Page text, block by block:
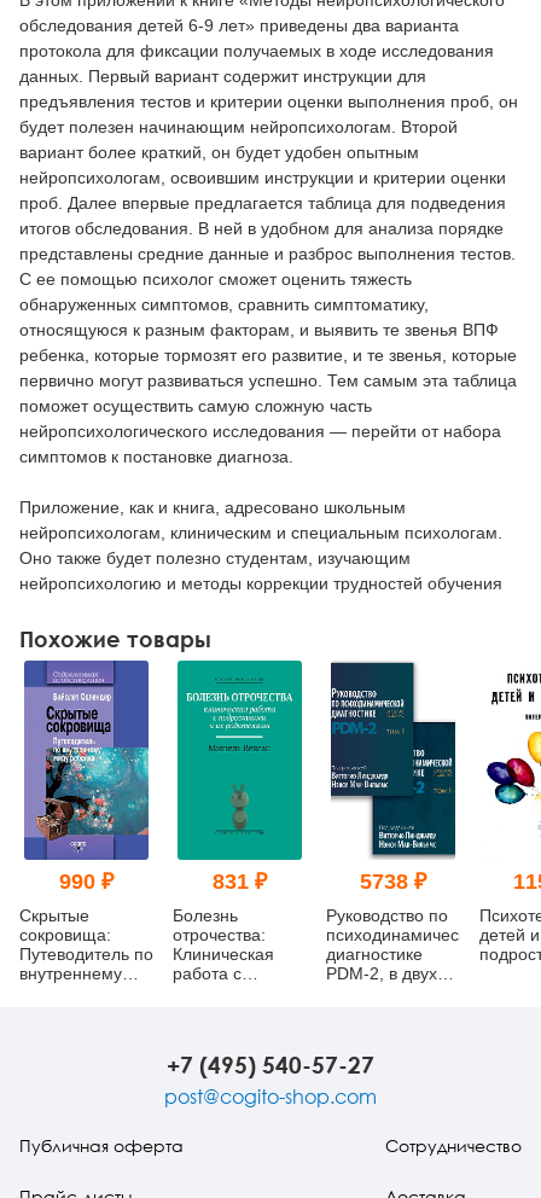
обследования детей 6-9 лет» приведены два варианта
протокола для фиксации получаемых в ходе исследования
данных. Первый вариант содержит инструкции для
предъявления тестов и критерии оценки выполнения проб, он
будет полезен начинающим нейропсихологам. Второй
вариант более краткий, он будет удобен опытным
нейропсихологам, освоившим инструкции и критерии оценки
проб. Далее впервые предлагается таблица для подведения
итогов обследования. В ней в удобном для анализа порядке
представлены средние данные и разброс выполнения тестов.
С ее помощью психолог сможет оценить тяжесть
обнаруженных симптомов, сравнить симптоматику,
относящуюся к разным факторам, и выявить те звенья ВПФ
ребенка, которые тормозят его развитие, и те звенья, которые
первично могут развиваться успешно. Тем самым эта таблица
поможет осуществить самую сложную часть
нейропсихологического исследования — перейти от набора
симптомов к постановке диагноза.
Приложение, как и книга, адресовано школьным
нейропсихологам, клиническим и специальным психологам.
Оно также будет полезно студентам, изучающим
нейропсихологию и методы коррекции трудностей обучения
Похожие товары
990 ₽
Скрытые
сокровища:
Путеводитель по
внутреннему
831 ₽
Болезнь
отрочества:
Клиническая
работа с
5738 ₽
Руководство по
психодинамической
диагностике
PDM-2, в двух
детей и
+7 (495) 540-57-27
post@cogito-shop.com
Публичная оферта Сотрудничество